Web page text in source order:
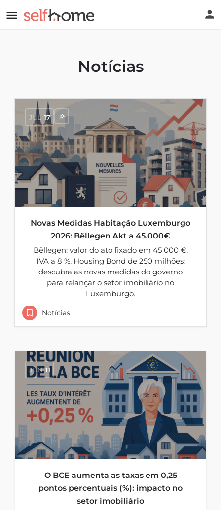
Notícias
JUL 17
Novas Medidas Habitação Luxemburgo
2026: Bëllegen Akt a 45.000€
Bëllegen: valor do ato fixado em 45 000 €,
IVA a 8 %, Housing Bond de 250 milhões:
descubra as novas medidas do governo
para relançar o setor imobiliário no
Luxemburgo.
Notícias
JUN 11
O BCE aumenta as taxas em 0,25
pontos percentuais (%): impacto no
setor imobiliário